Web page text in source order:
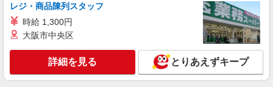
レジ・商品陳列スタッフ
時給 1,300円
大阪市中央区
詳細を見る とりあえずキープ